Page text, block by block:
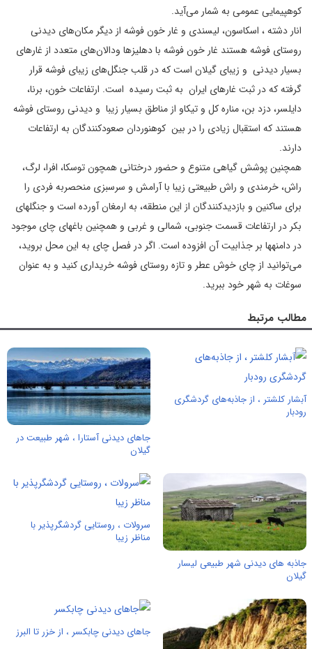
کوهپیمایی عمومی به شمار می‌آید.
انار دشته ، اسکاسون، لیسندی و غار خون فوشه از دیگر مکان‌های دیدنی
روستای فوشه هستند غار خون فوشه با دهلیزها ودالان‌های متعدد از غارهای
بسیار دیدنی و زیبای گیلان است که در قلب جنگل‌های زیبای فوشه قرار
گرفته که در ثبت غارهای ایران به ثبت رسیده است. ارتفاعات خون، برنا،
دایلسر، دزد بن، مناره کل و تیکاو از مناطق بسیار زیبا و دیدنی روستای فوشه
هستند که استقبال زیادی را در بین کوهنوردان صعود‌کنندگان به ارتفاعات
دارند.
همچنین پوشش گیاهی متنوع و حضور درختانی همچون توسکا، افرا، لرگ،
راش، خرمندی و راش طبیعتی زیبا با آرامش و سرسبزی منحصربه فردی را
برای ساکنین و بازدیدکنندگان از این منطقه، به ارمغان آورده است و جنگلهای
بکر در ارتفاعات قسمت جنوبی، شمالی و غربی و همچنین باغهای چای موجود
در دامنهها بر جذابیت آن افزوده است. اگر در فصل چای به این محل بروید،
می‌توانید از چای خوش عطر و تازه روستای فوشه خریداری کنید و به عنوان
سوغات به شهر خود ببرید.
مطالب مرتبط
آبشار کلشتر ، از جاذبه‌های گردشگری
رودبار
جاهای دیدنی آستارا ، شهر طبیعت در
گیلان
جاذبه های دیدنی شهر طبیعی لیسار
گیلان
سرولات ، روستایی گردشگرپذیر با
مناظر زیبا
جاهای دیدنی چابکسر ، از خزر تا البرز